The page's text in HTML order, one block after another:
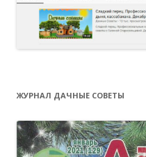
ЖУРНАЛ ДАЧНЫЕ СОВЕТЫ